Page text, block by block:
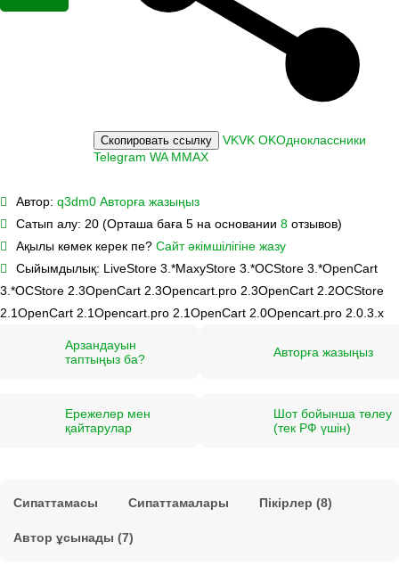
Скопировать ссылку VKVK OKОдноклассники
Telegram WA MMAX
Автор: q3dm0 Авторға жазыңыз
Сатып алу: 20 (Орташа баға 5 на основании 8 отзывов)
Ақылы көмек керек пе? Сайт әкімшілігіне жазу
Сыйымдылық: LiveStore 3.*MaxyStore 3.*OCStore 3.*OpenCart
3.*OCStore 2.3OpenCart 2.3Opencart.pro 2.3OpenCart 2.2OCStore
2.1OpenCart 2.1Opencart.pro 2.1OpenCart 2.0Opencart.pro 2.0.3.х
Арзандауын
таптыңыз ба?
Авторға жазыңыз
Ережелер мен
қайтарулар
Шот бойынша төлеу
(тек РФ үшін)
Сипаттамасы Сипаттамалары Пікірлер (8)
Автор ұсынады (7)